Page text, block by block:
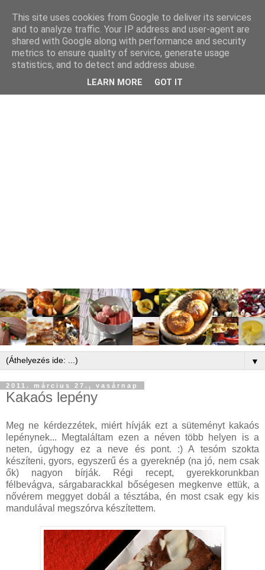
▼
2011. március 27., vasárnap
Kakaós lepény
Meg ne kérdezzétek, miért hívják ezt a süteményt kakaós
lepénynek... Megtaláltam ezen a néven több helyen is a
neten, úgyhogy ez a neve és pont. :) A tesóm szokta
készíteni, gyors, egyszerű és a gyereknép (na jó, nem csak
ők) nagyon bírják. Régi recept, gyerekkorunkban
félbevágva, sárgabarackkal bőségesen megkenve ettük, a
nővérem meggyet dobál a tésztába, én most csak egy kis
mandulával megszórva készítettem.
This site uses cookies from Google to deliver its services
and to analyze traffic. Your IP address and user-agent are
shared with Google along with performance and security
metrics to ensure quality of service, generate usage
statistics, and to detect and address abuse.
LEARN MORE GOT IT